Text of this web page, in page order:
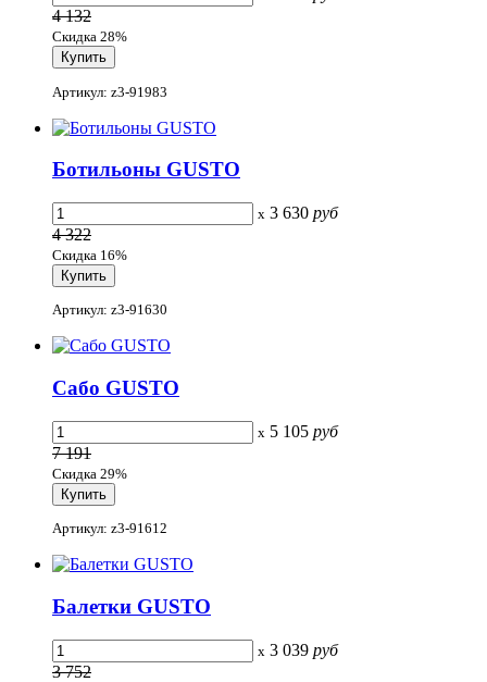
4 132
Скидка 28%
Артикул: z3-91983
Ботильоны GUSTO
x 3 630 руб
4 322
Скидка 16%
Артикул: z3-91630
Сабо GUSTO
x 5 105 руб
7 191
Скидка 29%
Артикул: z3-91612
Балетки GUSTO
x 3 039 руб
3 752